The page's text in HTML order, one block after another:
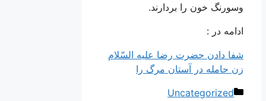
وسورنگ خون را بردارند.
ادامه در :
شفا دادن حضرت رضا عليه السّلام
زن حامله در آستان مرگ را
دسته‌ها
Uncategorized